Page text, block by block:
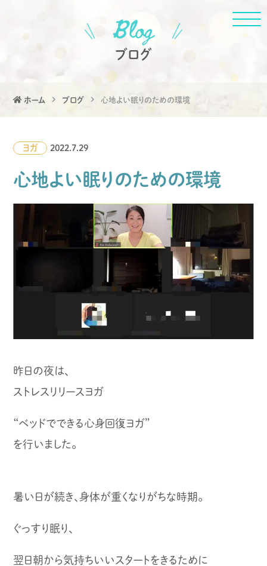
ブログ
ホーム ブログ 心地よい眠りのための環境
ヨガ 2022.7.29
心地よい眠りのための環境
昨日の夜は、
ストレスリリースヨガ
“ベッドでできる心身回復ヨガ”
を行いました。
暑い日が続き、身体が重くなりがちな時期。
ぐっすり眠り、
翌日朝から気持ちいいスタートをきるために